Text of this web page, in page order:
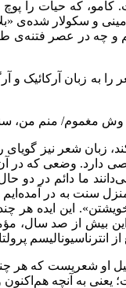
که حیات را پوچ
و سکولار شده‌ی
در عصر فتنه‌ی
را به زبان
مغموم/ منم من،
زبان شعر نیز
دارد. وضعی که
ما دائم در
سنت به در
این ایده هر
از صد سال،
شعریست که هر
به آنچه هم‌اکنون